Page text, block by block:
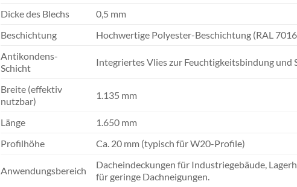
Dicke des Blechs
0,5 mm
Beschichtung
Hochwertige Polyester-Beschichtung (RAL
Antikondens-
Schicht
Integriertes Vlies zur Feuchtigkeitsbindung und
Breite (effektiv
nutzbar)
1.135 mm
Länge
1.650 mm
Profilhöhe
Ca. 20 mm (typisch für W20-Profile)
Anwendungsbereich
Dacheindeckungen für Industriegebäude,
für geringe Dachneigungen.